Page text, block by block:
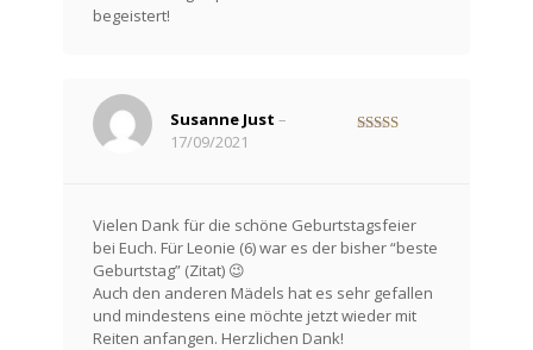
begeistert!
Susanne Just –
17/09/2021
Vielen Dank für die schöne Geburtstagsfeier
bei Euch. Für Leonie (6) war es der bisher “beste
Geburtstag” (Zitat) 😉
Auch den anderen Mädels hat es sehr gefallen
und mindestens eine möchte jetzt wieder mit
Reiten anfangen. Herzlichen Dank!